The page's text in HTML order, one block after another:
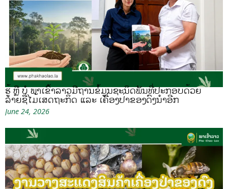
ຮູ້ ຫຼື ບໍ ພາເຂົ້າລາວມີຖານຂໍ້ມູນຊະນິດພັນທີ່ປະກອບດ້ວຍ
ລາຍຊື່ໄມ້ເສດຖະກິດ ແລະ ເຄື່ອງປ່າຂອງດົງນຳອີກ
June 24, 2026